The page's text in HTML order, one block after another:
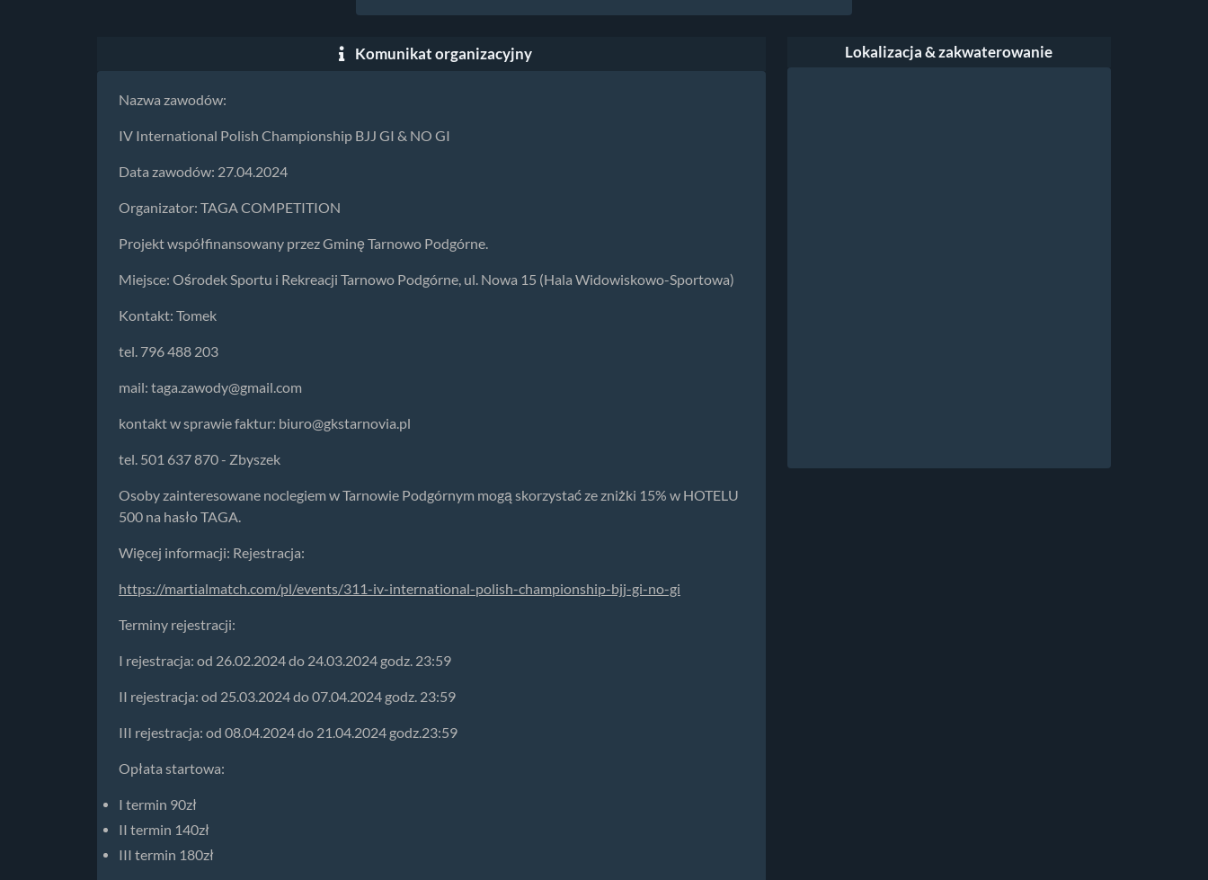
Komunikat organizacyjny
Nazwa zawodów:
IV International Polish Championship BJJ GI & NO GI
Data zawodów: 27.04.2024
Organizator: TAGA COMPETITION
Projekt współfinansowany przez Gminę Tarnowo Podgórne.
Miejsce: Ośrodek Sportu i Rekreacji Tarnowo Podgórne, ul. Nowa 15 (Hala Widowiskowo-Sportowa)
Kontakt: Tomek
tel. 796 488 203
mail: taga.zawody@gmail.com
kontakt w sprawie faktur: biuro@gkstarnovia.pl
tel. 501 637 870 - Zbyszek
Osoby zainteresowane noclegiem w Tarnowie Podgórnym mogą skorzystać ze zniżki 15% w HOTELU
500 na hasło TAGA.
Więcej informacji: Rejestracja:
https://martialmatch.com/pl/events/311-iv-international-polish-championship-bjj-gi-no-gi
Terminy rejestracji:
I rejestracja: od 26.02.2024 do 24.03.2024 godz. 23:59
II rejestracja: od 25.03.2024 do 07.04.2024 godz. 23:59
III rejestracja: od 08.04.2024 do 21.04.2024 godz.23:59
Opłata startowa:
I termin 90zł
II termin 140zł
III termin 180zł
Lokalizacja & zakwaterowanie